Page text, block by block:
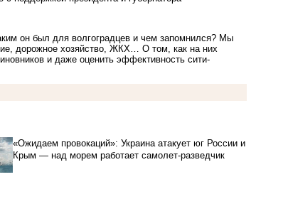
он был для волгоградцев и чем запомнился? Мы
дорожное хозяйство, ЖКХ… О том, как на них
и даже оценить эффективность сити-
«Ожидаем провокаций»: Украина атакует юг России и
Крым — над морем работает самолет-разведчик